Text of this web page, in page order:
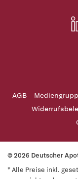
AGB
© 2026 Deutscher
* Alle Preise inkl.